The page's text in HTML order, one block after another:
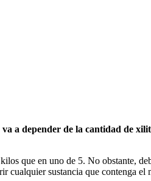
a depender de la cantidad de
que en uno de 5. No obstante,
cualquier sustancia que contenga